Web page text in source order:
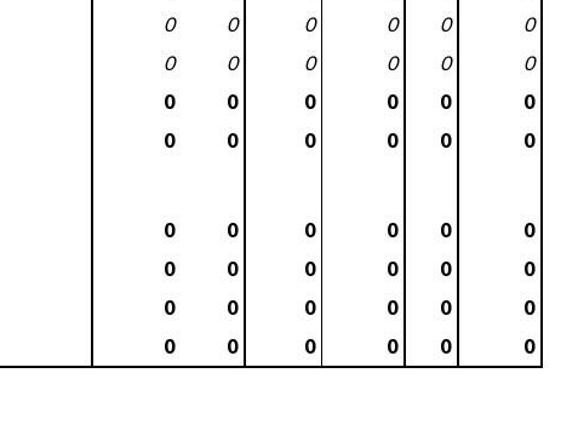
0 0 0 0 0
0
0 0 0 0 0
0
0 0 0 0 0
0
0 0 0 0 0 0
0 0 0 0 0
0
0 0 0 0 0
0
0 0 0 0 0
0
0 0 0 0 0 0